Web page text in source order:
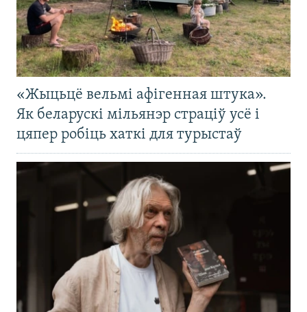
«Жыцьцё вельмі афігенная штука».
Як беларускі мільянэр страціў усё і
цяпер робіць хаткі для турыстаў